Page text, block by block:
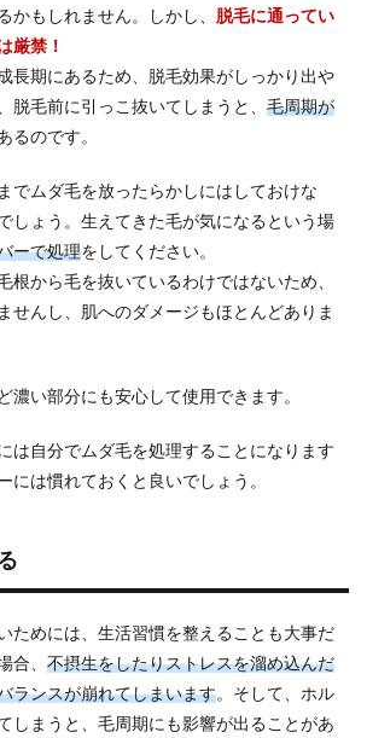
かもしれません。しかし、 脱毛に通ってい
厳禁！
長期にあるため、脱毛効果がしっかり出や
脱毛前に引っこ抜いてしまうと、 毛周期が
るのです。
でムダ毛を放ったらかしにはしておけな
しょう。生えてきた毛が気になるという場
ーで処理をしてください。
根から毛を抜いているわけではないため、
せんし、肌へのダメージもほとんどありま
濃い部分にも安心して使用できます。
は自分でムダ毛を処理することになります
には慣れておくと良いでしょう。
ためには、生活習慣を整えることも大事だ
合、 不摂生をしたりストレスを溜め込んだ
ランスが崩れてしまいます。そして、ホル
しまうと、毛周期にも影響が出ることがあ